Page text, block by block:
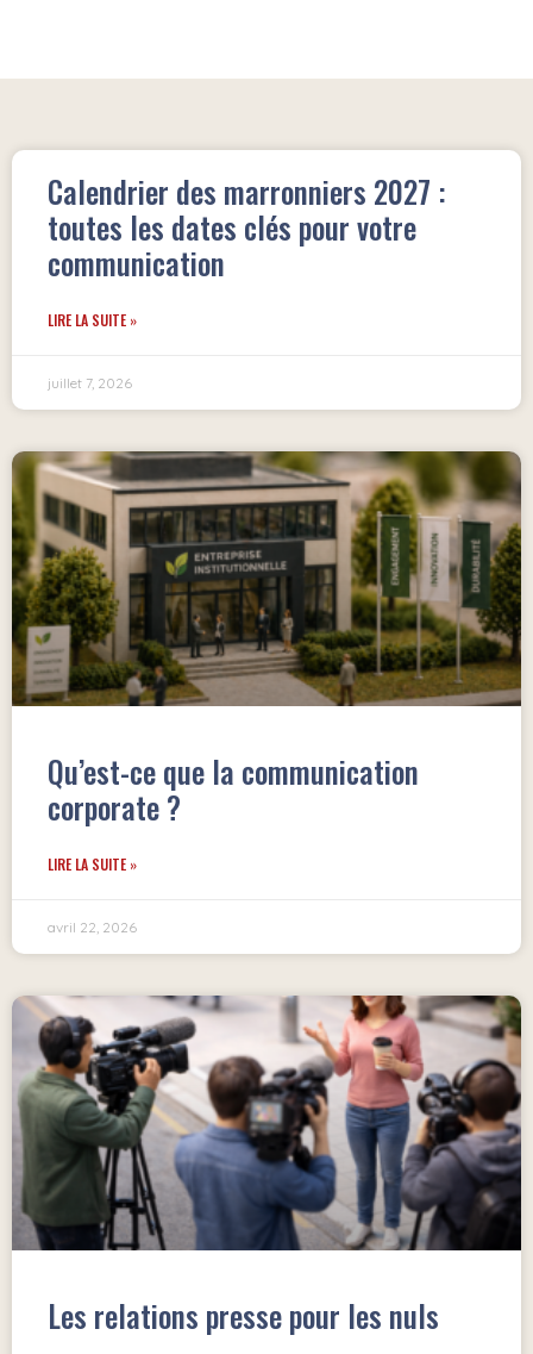
Calendrier des marronniers 2027 :
toutes les dates clés pour votre
communication
LIRE LA SUITE »
juillet 7, 2026
Qu’est-ce que la communication
corporate ?
LIRE LA SUITE »
avril 22, 2026
Les relations presse pour les nuls